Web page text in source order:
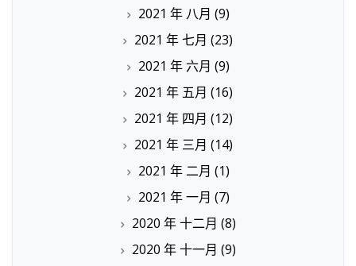
2021 年 八月 (9)
2021 年 七月 (23)
2021 年 六月 (9)
2021 年 五月 (16)
2021 年 四月 (12)
2021 年 三月 (14)
2021 年 二月 (1)
2021 年 一月 (7)
2020 年 十二月 (8)
2020 年 十一月 (9)